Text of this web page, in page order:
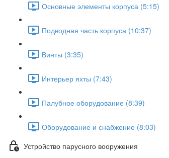
Основные элементы корпуса (5:15)
Подводная часть корпуса (10:37)
Винты (3:35)
Интерьер яхты (7:43)
Палубное оборудование (8:39)
Оборудование и снабжение (8:03)
Устройство парусного вооружения